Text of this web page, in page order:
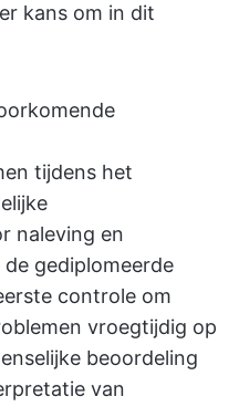
kans om in dit
tijdens het
naleving en
gediplomeerde
controle om
vroegtijdig op
beoordeling
van